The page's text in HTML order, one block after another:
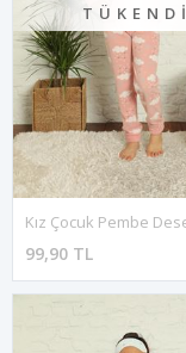
TÜKENDI
99,90 TL